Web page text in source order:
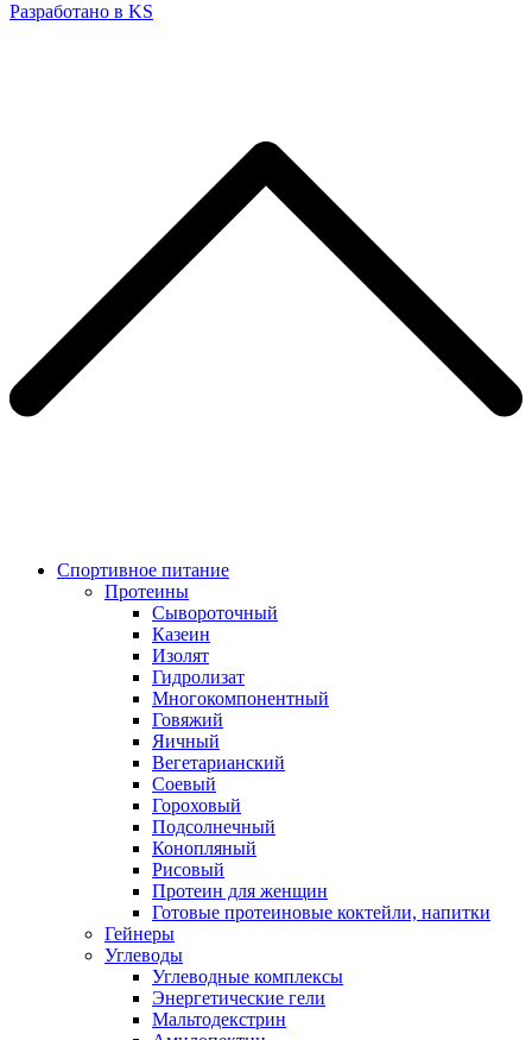
Разработано в KS
Спортивное питание
Протеины
Сывороточный
Казеин
Изолят
Гидролизат
Многокомпонентный
Говяжий
Яичный
Вегетарианский
Соевый
Гороховый
Подсолнечный
Конопляный
Рисовый
Протеин для женщин
Готовые протеиновые коктейли, напитки
Гейнеры
Углеводы
Углеводные комплексы
Энергетические гели
Мальтодекстрин